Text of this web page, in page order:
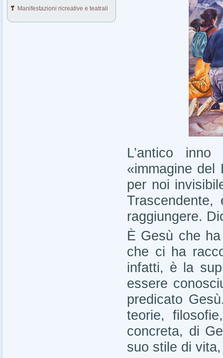
Manifestazioni ricreative e teatrali
L’antico
«immagine
per noi
raggiungere.
È Gesù che
che ci ha
infatti, è la
essere
predicato
teorie,
concreta, di
suo stile di